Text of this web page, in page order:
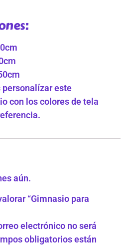
personalízar este
con los colores de tela
aún.
“Gimnasio para
electrónico no será
obligatorios están